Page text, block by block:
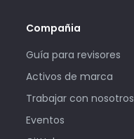
Compañia
Guía para revisores
Activos de marca
Trabajar con nosotros
Eventos